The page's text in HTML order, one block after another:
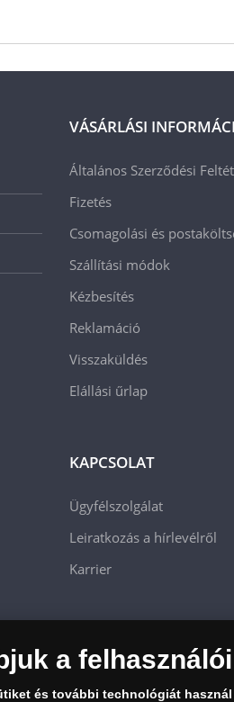
VÁSÁRLÁSI
Általános Szerződési
Fizetés
Csomagolási és
Szállítási módok
Kézbesítés
Reklamáció
Visszaküldés
Elállási űrlap
KAPCSOLAT
Ügyfélszolgálat
Leiratkozás a hírlevélről
Karrier
a
és további technológiát